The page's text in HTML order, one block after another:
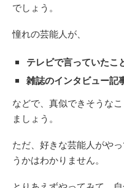
でしょう。
憧れの芸能人が、
テレビで言っていたこ
雑誌のインタビュー記
などで、真似できそうな
ましょう。
ただ、好きな芸能人がや
うかはわかりません。